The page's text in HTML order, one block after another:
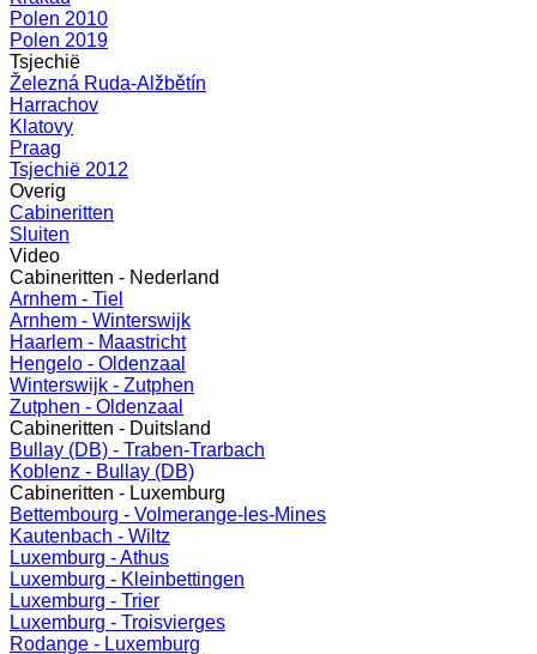
Polen 2010
Polen 2019
Tsjechië
Železná Ruda-Alžbětín
Harrachov
Klatovy
Praag
Tsjechië 2012
Overig
Cabineritten
Sluiten
Video
Cabineritten - Nederland
Arnhem - Tiel
Arnhem - Winterswijk
Haarlem - Maastricht
Hengelo - Oldenzaal
Winterswijk - Zutphen
Zutphen - Oldenzaal
Cabineritten - Duitsland
Bullay (DB) - Traben-Trarbach
Koblenz - Bullay (DB)
Cabineritten - Luxemburg
Bettembourg - Volmerange-les-Mines
Kautenbach - Wiltz
Luxemburg - Athus
Luxemburg - Kleinbettingen
Luxemburg - Trier
Luxemburg - Troisvierges
Rodange - Luxemburg